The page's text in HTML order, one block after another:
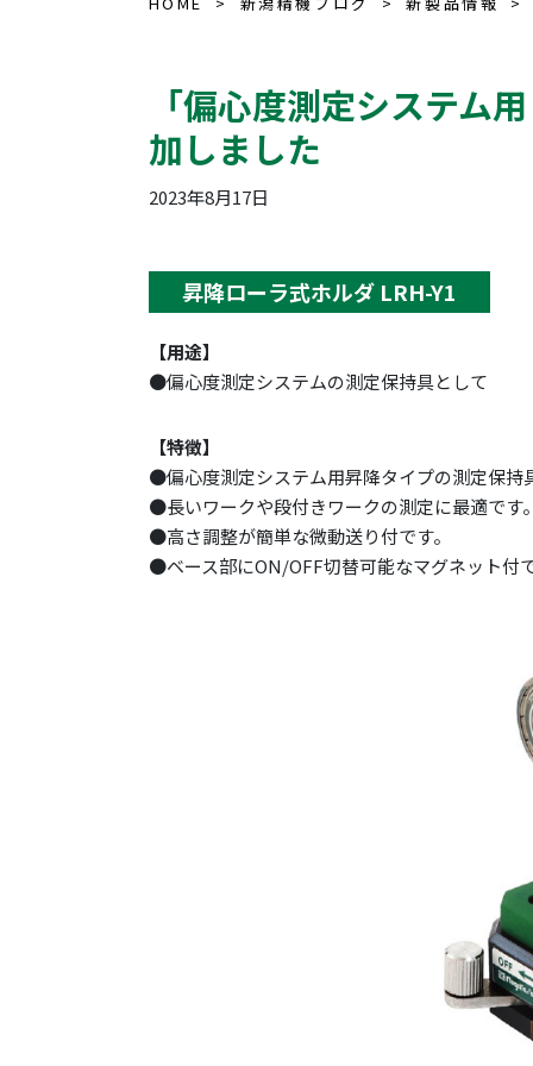
「偏心度測定システム
加しました
2023年8月17日
昇降ローラ式ホルダ LRH-Y1
【用途】
●偏心度測定システムの測定保持具として
【特徴】
●偏心度測定システム用昇降タイプの測定保持
●長いワークや段付きワークの測定に最適です
●高さ調整が簡単な微動送り付です。
●ベース部にON/OFF切替可能なマグネット付